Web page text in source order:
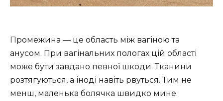
Промежина — це область між вагіною та
анусом. При вагінальних пологах цій області
може бути завдано певної шкоди. Тканини
розтягуються, а іноді навіть рвуться. Тим не
менш, маленька болячка швидко мине.